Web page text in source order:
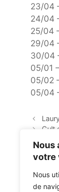
Nous
votre
Nous
de
23/04
24/04
25/04
29/04
30/04
05/01
05/02
05/04
Cult